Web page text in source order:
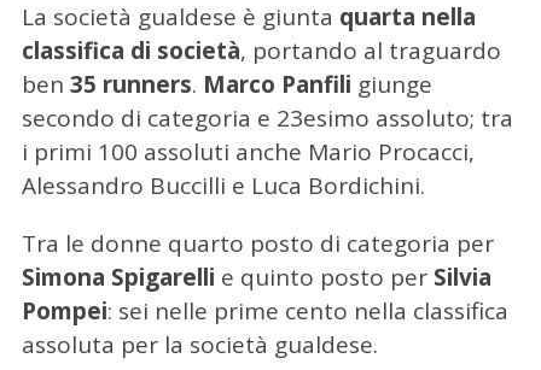
La società gualdese è giunta quarta nella
classifica di società, portando al traguardo
ben 35 runners. Marco Panfili giunge
secondo di categoria e 23esimo assoluto; tra
i primi 100 assoluti anche Mario Procacci,
Alessandro Buccilli e Luca Bordichini.
Tra le donne quarto posto di categoria per
Simona Spigarelli e quinto posto per Silvia
Pompei: sei nelle prime cento nella classifica
assoluta per la società gualdese.